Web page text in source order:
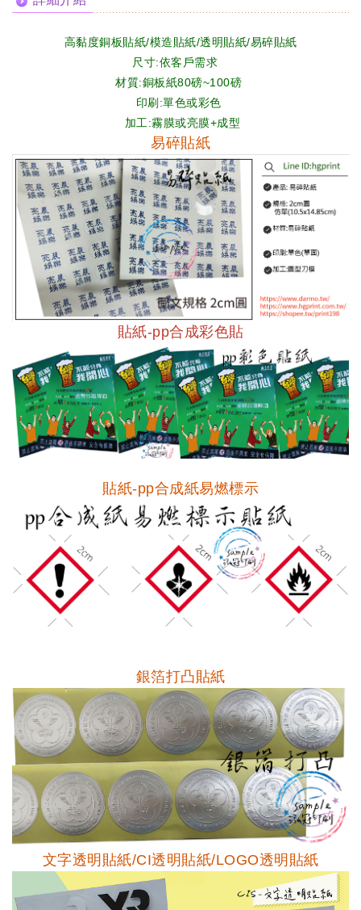
高黏度銅板貼紙/模造貼紙/透明貼紙/易碎貼紙
尺寸:依客戶需求
材質:銅板紙80磅~100磅
印刷:單色或彩色
加工:霧膜或亮膜+成型
易碎貼紙
貼紙-pp合成彩色貼
貼紙-pp合成紙易燃標示
銀箔打凸貼紙
文字透明貼紙/CI透明貼紙/LOGO透明貼紙